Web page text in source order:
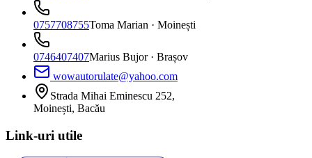
0757708755Toma Marian · Moinești
0746407407Marius Bujor · Brașov
wowautorulate@yahoo.com
Strada Mihai Eminescu 252,
Moinești, Bacău
Link-uri utile